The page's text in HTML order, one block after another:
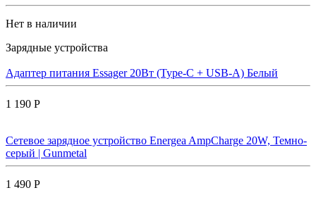
Нет в наличии
Зарядные устройства
Адаптер питания Essager 20Вт (Type-C + USB-A) Белый
1 190 Р
Сетевое зарядное устройство Energea AmpCharge 20W, Темно-
серый | Gunmetal
1 490 Р